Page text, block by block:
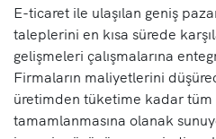
E-ticaret ile ulaşılan geniş
taleplerini en kısa sürede
gelişmeleri çalışmalarına
Firmaların maliyetlerini
üretimden tüketime kadar
tamamlanmasına olanak